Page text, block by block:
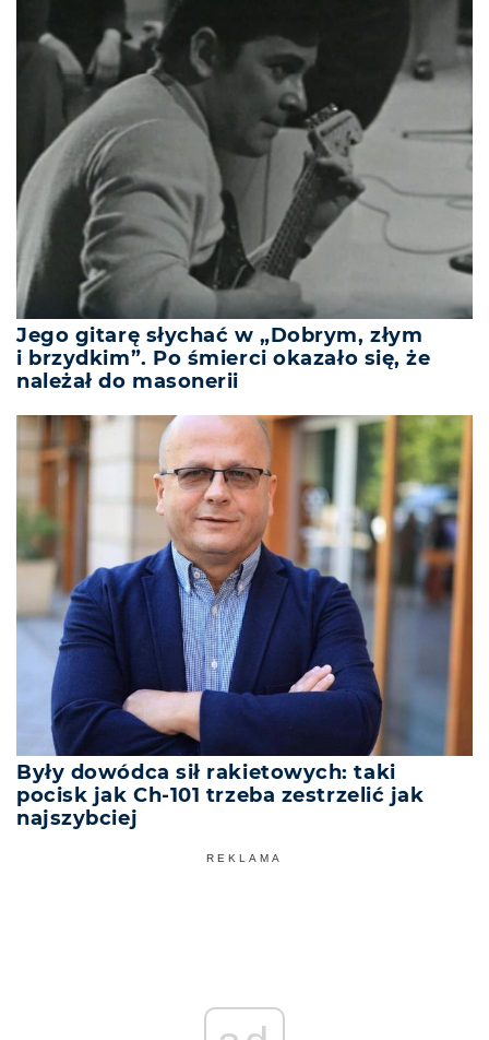
Jego gitarę słychać w „Dobrym, złym
i brzydkim”. Po śmierci okazało się, że
należał do masonerii
Były dowódca sił rakietowych: taki
pocisk jak Ch-101 trzeba zestrzelić jak
najszybciej
REKLAMA